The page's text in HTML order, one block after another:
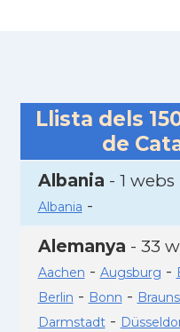
Llista dels
de
Albania - 1 webs
Albania -
Alemanya - 33
Aachen - Augsburg -
Berlin - Bonn -
Darmstadt-